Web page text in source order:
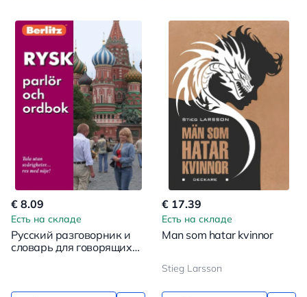
€ 8.09
Есть на складе
Русский разговорник и
словарь для говорящих
€ 17.39
Есть на складе
Man som hatar kvinnor
Stieg Larsson